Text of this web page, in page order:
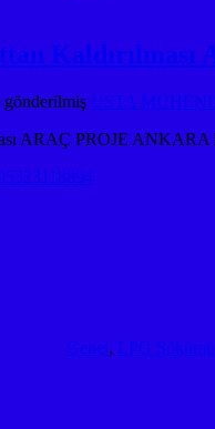
gönderilmiş USTA
ARAÇ PROJE
Genel, LPG Sökümü